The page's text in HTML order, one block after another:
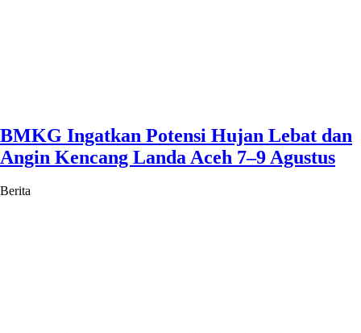
BMKG Ingatkan Potensi Hujan Lebat dan
Angin Kencang Landa Aceh 7–9 Agustus
Berita